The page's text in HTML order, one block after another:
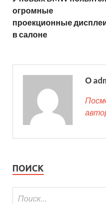
огромные
проекционные
в салоне
О
ПОИСК